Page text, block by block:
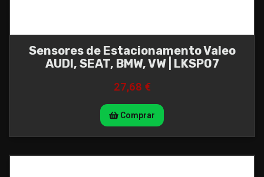
Sensores de Estacionamento Valeo
AUDI, SEAT, BMW, VW | LKSP07
27,68 €
Comprar